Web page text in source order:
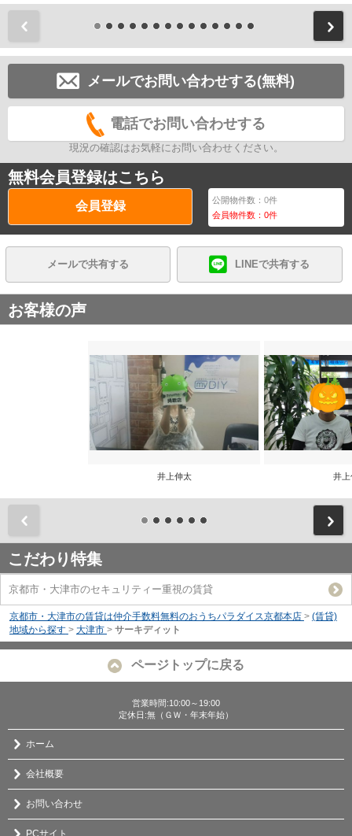
メールでお問い合わせする(無料)
電話でお問い合わせする
現況の確認はお気軽にお問い合わせください。
無料会員登録はこちら
会員登録 公開物件数：0件
会員物件数：0件
メールで共有する LINEで共有する
お客様の声
井上伸太 井上
こだわり特集
京都市・大津市のセキュリティー重視の賃貸
京都市・大津市の賃貸は仲介手数料無料のおうちパラダイス京都本店 > (賃貸)
地域から探す > 大津市 > サーキディット
ページトップに戻る
営業時間:10:00～19:00
定休日:無（ＧＷ・年末年始）
ホーム
会社概要
お問い合わせ